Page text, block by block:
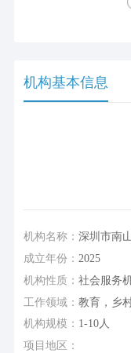
机构基本信息
机构名称： 深圳市南
成立年份： 2025
机构性质： 社会服务
工作领域：
机构规模： 1-10人
项目地区：